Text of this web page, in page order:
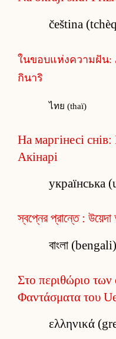
čeština
ในขอบแห่งความฝัน:
กินาริ
ไทย (thaï)
На маргінесі
Акінарі
українська
স্বপ্নের প্রান্তে : উয়েদা
বাংলা (bengali)
Στο περιθώριο
Φαντάσματα του
ελληνικά